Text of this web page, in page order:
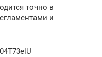
точно в
и